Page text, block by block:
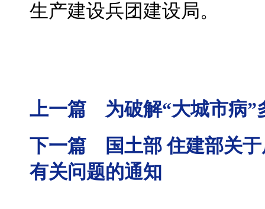
生产建设兵团建设局。
上一篇 为破解“大城市病”
下一篇 国土部 住建部关于
有关问题的通知